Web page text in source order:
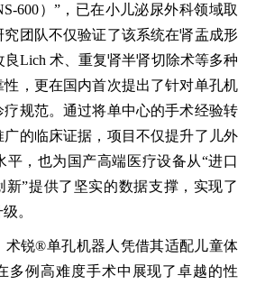
600）”，已在小儿泌尿外科领域取
团队不仅验证了该系统在肾盂成形
Lich 术、重复肾半肾切除术等多种
，更在国内首次提出了针对单孔机
规范。通过将单中心的手术经验转
的临床证据，项目不仅提升了儿外
平，也为国产高端医疗设备从“进口
新”提供了坚实的数据支撑，实现了
。
术锐®单孔机器人凭借其适配儿童体
多例高难度手术中展现了卓越的性